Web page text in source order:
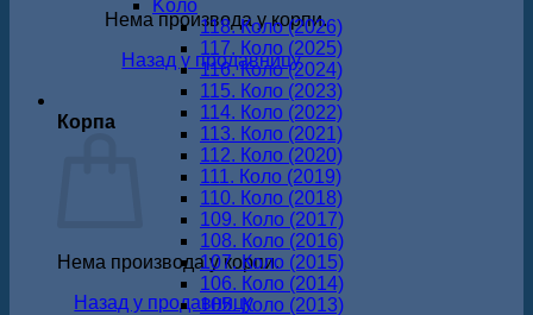
Нема производа у корпи.
Назад у продавницу
Корпа
Нема производа у корпи.
Назад у продавницу
Koло
118. Коло (2026)
117. Коло (2025)
116. Коло (2024)
115. Коло (2023)
114. Коло (2022)
113. Коло (2021)
112. Коло (2020)
111. Коло (2019)
110. Коло (2018)
109. Коло (2017)
108. Коло (2016)
107. Коло (2015)
106. Коло (2014)
105. Коло (2013)